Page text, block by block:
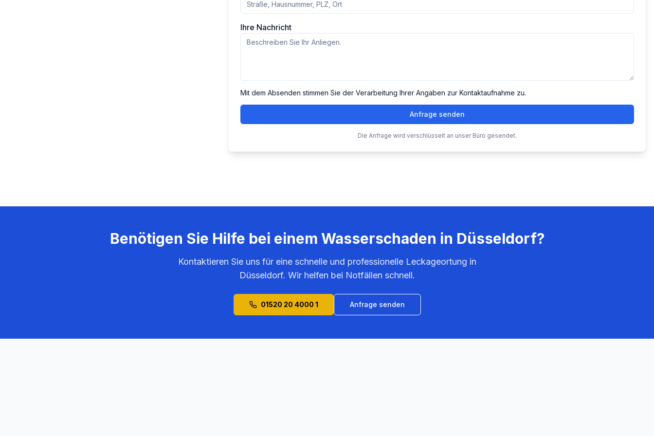
Ihre Nachricht
Mit dem Absenden stimmen Sie der Verarbeitung Ihrer Angaben zur Kontaktaufnahme zu.
Anfrage senden
Die Anfrage wird verschlüsselt an unser Büro gesendet.
Benötigen Sie Hilfe bei einem Wasserschaden in Düsseldorf?
Kontaktieren Sie uns für eine schnelle und professionelle Leckageortung in
Düsseldorf. Wir helfen bei Notfällen schnell.
01520 20 4000 1 Anfrage senden